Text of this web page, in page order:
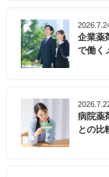
企業薬
で働く
病院薬
との比